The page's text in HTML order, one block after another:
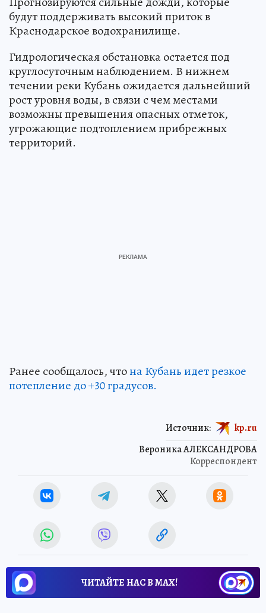
будут поддерживать высокий приток в
Краснодарское водохранилище.
Гидрологическая обстановка остается под
круглосуточным наблюдением. В нижнем
течении реки Кубань ожидается дальнейший
рост уровня воды, в связи с чем местами
возможны превышения опасных отметок,
угрожающие подтоплением прибрежных
территорий.
Ранее сообщалось, чтона Кубань идет резкое
потепление до +30 градусов.
Вероника АЛЕКСАНДРОВА
Корреспондент
Источник: kp.ru
ЧИТАЙТЕ НАС В МАХ!